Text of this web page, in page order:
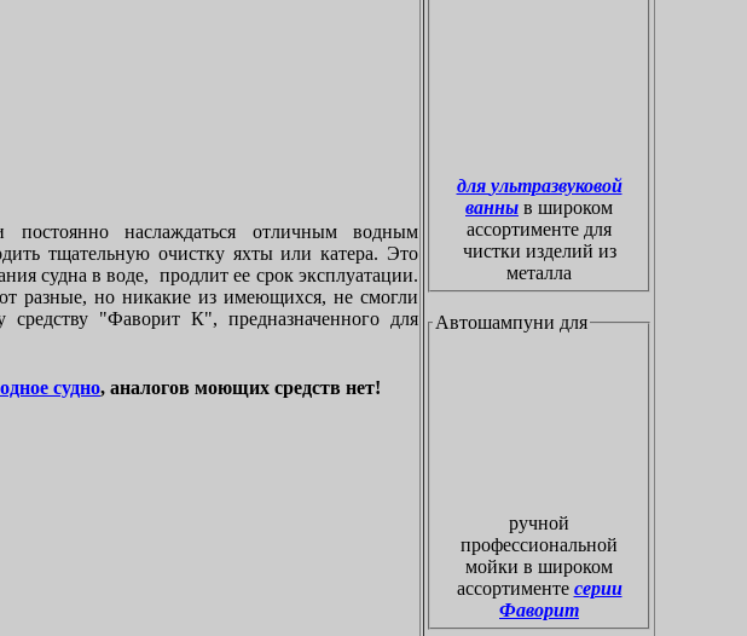
наслаждаться отличным водным
тщательную очистку яхты или катера. Это
судна в воде, продлит ее срок эксплуатации.
разные, но никакие из имеющихся, не смогли
"Фаворит К", предназначенного для
судно, аналогов моющих средств нет!
для ультразвуковой
ванны в широком
ассортименте для
чистки изделий из
металла
Автошампуни для
ручной
профессиональной
мойки в широком
ассортименте серии
Фаворит